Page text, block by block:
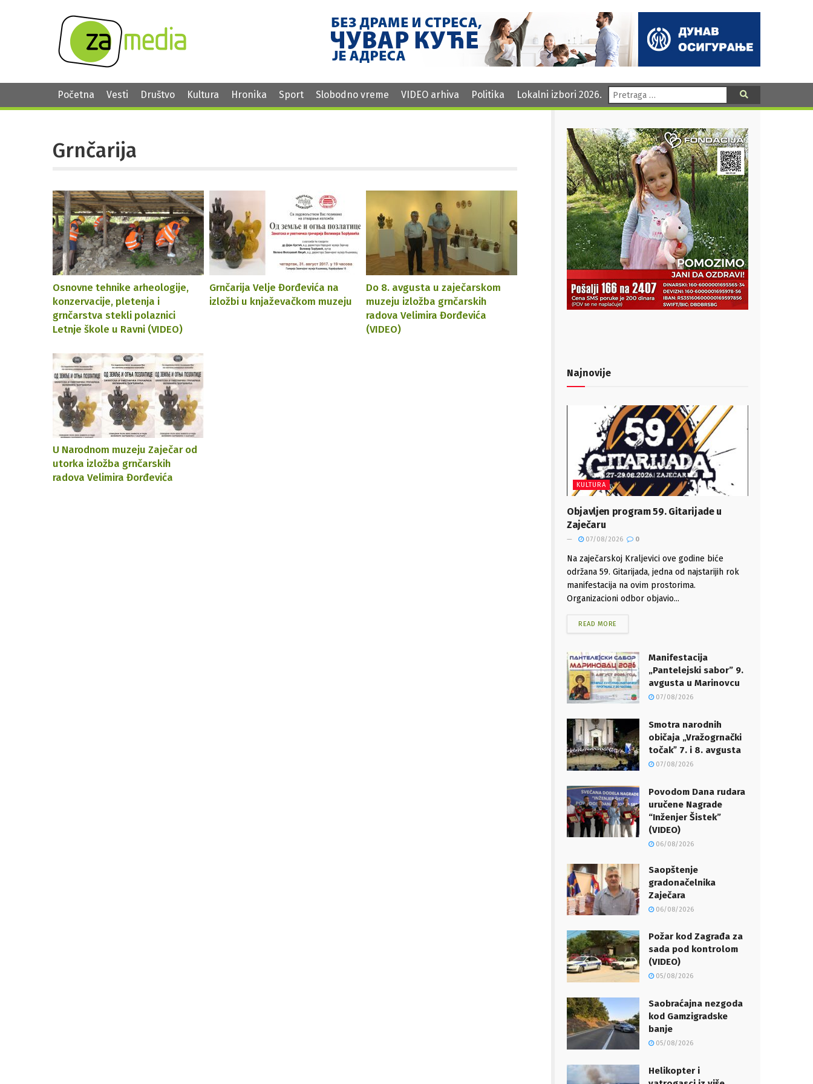
Početna Vesti Društvo Kultura Hronika Sport Slobodno vreme VIDEO arhiva Politika Lokalni izbori 2026. Pretraga:
Grnčarija
Osnovne tehnike arheologije,
konzervacije, pletenja i
grnčarstva stekli polaznici
Letnje škole u Ravni (VIDEO)
Grnčarija Velje Đorđevića na
izložbi u knjaževačkom muzeju
Do 8. avgusta u zaječarskom
muzeju izložba grnčarskih
radova Velimira Đorđevića
(VIDEO)
U Narodnom muzeju Zaječar od
utorka izložba grnčarskih
radova Velimira Đorđevića
Najnovije
KULTURA
Objavljen program 59. Gitarijade u
Zaječaru
07/08/2026 0
Na zaječarskoj Kraljevici ove godine biće
održana 59. Gitarijada, jedna od najstarijih rok
manifestacija na ovim prostorima.
Organizacioni odbor objavio...
READ MORE
Manifestacija
„Pantelejski sabor” 9.
avgusta u Marinovcu
07/08/2026
Smotra narodnih
običaja „Vražogrnački
točakˮ 7. i 8. avgusta
07/08/2026
Povodom Dana rudara
uručene Nagrade
“Inženjer Šistek”
(VIDEO)
06/08/2026
Saopštenje
gradonačelnika
Zaječara
06/08/2026
Požar kod Zagrađa za
sada pod kontrolom
(VIDEO)
05/08/2026
Saobraćajna nezgoda
kod Gamzigradske
banje
05/08/2026
Helikopter i